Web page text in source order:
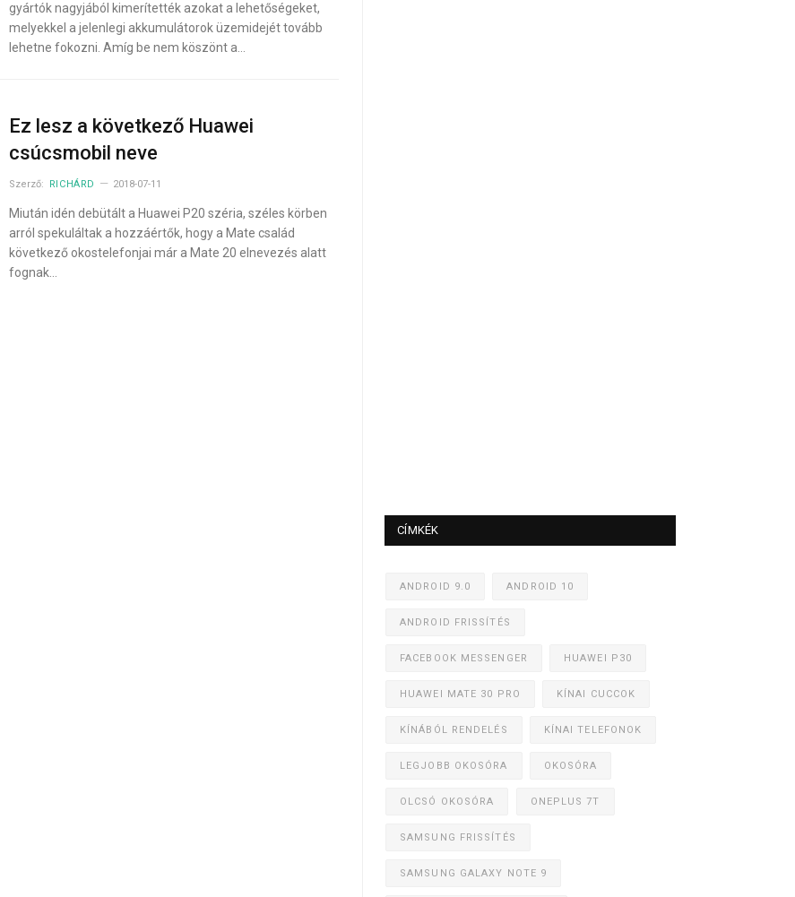
gyártók nagyjából kimerítették azokat a lehetőségeket,
melyekkel a jelenlegi akkumulátorok üzemidejét tovább
lehetne fokozni. Amíg be nem köszönt a…
Ez lesz a következő Huawei
csúcsmobil neve
Szerző: RICHÁRD 2018-07-11
Miután idén debütált a Huawei P20 széria, széles körben
arról spekuláltak a hozzáértők, hogy a Mate család
következő okostelefonjai már a Mate 20 elnevezés alatt
fognak…
CÍMKÉK
ANDROID 9.0 ANDROID 10
ANDROID FRISSÍTÉS
FACEBOOK MESSENGER HUAWEI P30
HUAWEI MATE 30 PRO KÍNAI CUCCOK
KÍNÁBÓL RENDELÉS KÍNAI TELEFONOK
LEGJOBB OKOSÓRA OKOSÓRA
OLCSÓ OKOSÓRA ONEPLUS 7T
SAMSUNG FRISSÍTÉS
SAMSUNG GALAXY NOTE 9